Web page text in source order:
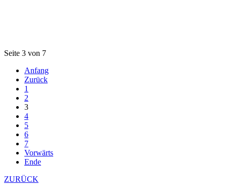
Seite 3 von 7
Anfang
Zurück
1
2
3
4
5
6
7
Vorwärts
Ende
ZURÜCK